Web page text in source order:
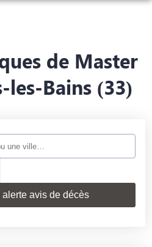
de Master
les-Bains (33)
avis de décès